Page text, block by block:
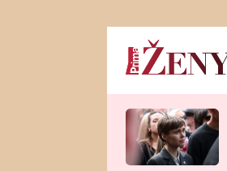
Horoskopy
HOROSKOP NA